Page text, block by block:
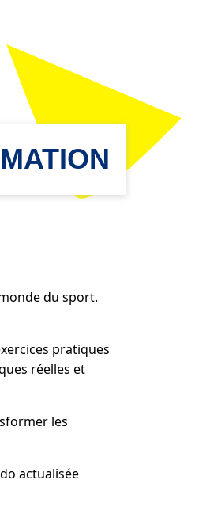
du sport.
pratiques
réelles et
les
actualisée